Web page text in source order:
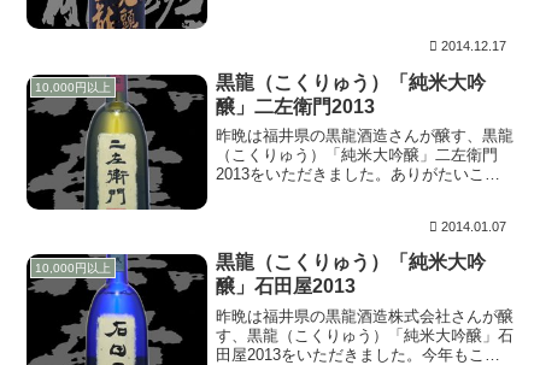
2014.12.17
10,000円以上
黒龍（こくりゅう）「純米大吟
醸」二左衛門2013
昨晩は福井県の黒龍酒造さんが醸す、黒龍
（こくりゅう）「純米大吟醸」二左衛門
2013をいただきました。ありがたいこと
て同封されていた内容は・・・ 最高級の
酒米と清澄な...
2014.01.07
10,000円以上
黒龍（こくりゅう）「純米大吟
醸」石田屋2013
昨晩は福井県の黒龍酒造株式会社さんが醸
す、黒龍（こくりゅう）「純米大吟醸」石
田屋2013をいただきました。今年もこの